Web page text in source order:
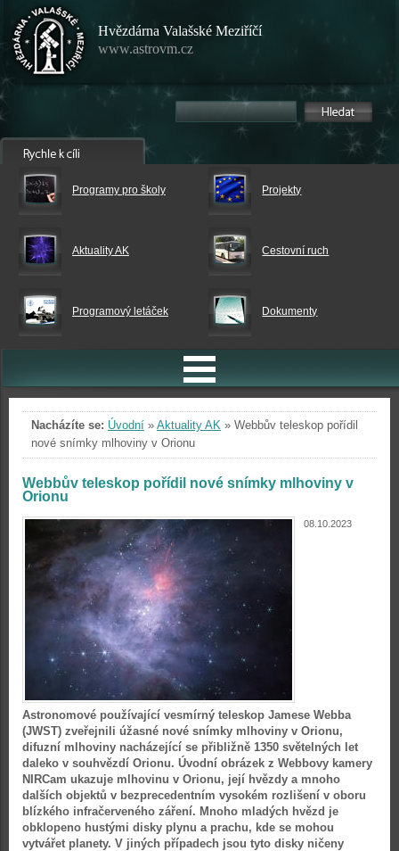
Hvězdárna Valašské Meziříčí
www.astrovm.cz
Programy pro školy Projekty
Aktuality AK Cestovní ruch
Programový letáček Dokumenty
Nacházíte se: Úvodní » Aktuality AK » Webbův teleskop pořídil
nové snímky mlhoviny v Orionu
Webbův teleskop pořídil nové snímky mlhoviny v
Orionu
08.10.2023
Astronomové používající vesmírný teleskop Jamese Webba
(JWST) zveřejnili úžasné nové snímky mlhoviny v Orionu,
difuzní mlhoviny nacházející se přibližně 1350 světelných let
daleko v souhvězdí Orionu. Úvodní obrázek z Webbovy kamery
NIRCam ukazuje mlhovinu v Orionu, její hvězdy a mnoho
dalších objektů v bezprecedentním vysokém rozlišení v oboru
blízkého infračerveného záření. Mnoho mladých hvězd je
obklopeno hustými disky plynu a prachu, kde se mohou
vytvářet planety. V jiných případech jsou tyto disky ničeny